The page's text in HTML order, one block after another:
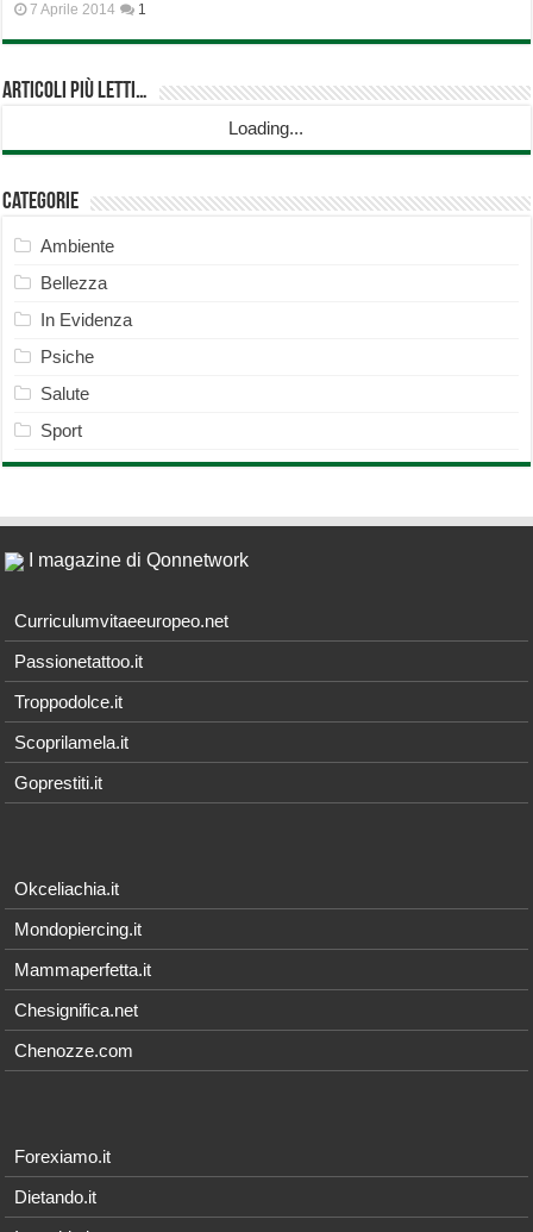
7 Aprile 2014 1
Articoli più Letti…
Loading...
Categorie
Ambiente
Bellezza
In Evidenza
Psiche
Salute
Sport
I magazine di Qonnetwork
Curriculumvitaeeuropeo.net
Passionetattoo.it
Troppodolce.it
Scoprilamela.it
Goprestiti.it
Okceliachia.it
Mondopiercing.it
Mammaperfetta.it
Chesignifica.net
Chenozze.com
Forexiamo.it
Dietando.it